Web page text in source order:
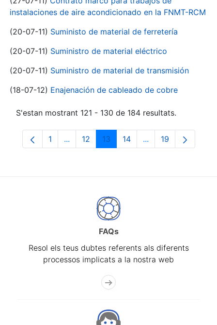
instalaciones de aire acondicionado en la FNMT-RCM
(20-07-11) Suministo de material de ferretería
(20-07-11) Suministro de material eléctrico
(20-07-11) Suministro de material de transmisión
(18-07-12) Enajenación de cableado de cobre
S'estan mostrant 121 - 130 de 184 resultats.
Pàgina
1 ...Pàgines intermèdies Utilitzeu TAB per
Pàgina
12 Pàgina
13 Pàgina
14 ...PàginesPàgina
19
FAQs
Resol els teus dubtes referents als diferents
processos implicats a la nostra web